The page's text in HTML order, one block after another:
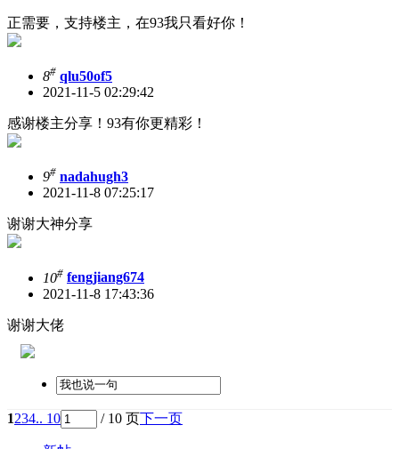
正需要，支持楼主，在93我只看好你！
8# qlu50of5
2021-11-5 02:29:42
感谢楼主分享！93有你更精彩！
9# nadahugh3
2021-11-8 07:25:17
谢谢大神分享
10# fengjiang674
2021-11-8 17:43:36
谢谢大佬
1234.. 10 / 10 页下一页